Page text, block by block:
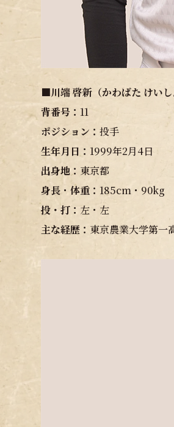
■川端 啓新（かわばた けいし
背番号： 11
ポジション： 投手
生年月日： 1999年2月4日
出身地： 東京都
身長 ・ 体重： 185cm・90kg
投・打： 左・左
主な経歴： 東京農業大学第一